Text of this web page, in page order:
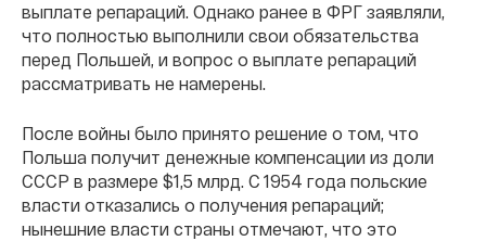
выплате репараций. Однако ранее в ФРГ заявляли,
что полностью выполнили свои обязательства
перед Польшей, и вопрос о выплате репараций
рассматривать не намерены.
После войны было принято решение о том, что
Польша получит денежные компенсации из доли
СССР в размере $1,5 млрд. С 1954 года польские
власти отказались о получения репараций;
нынешние власти страны отмечают, что это